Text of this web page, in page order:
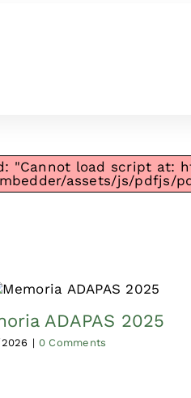
"Cannot load script at:
assets/js/pdfjs/
ADAPAS 2025
| 0 Comments